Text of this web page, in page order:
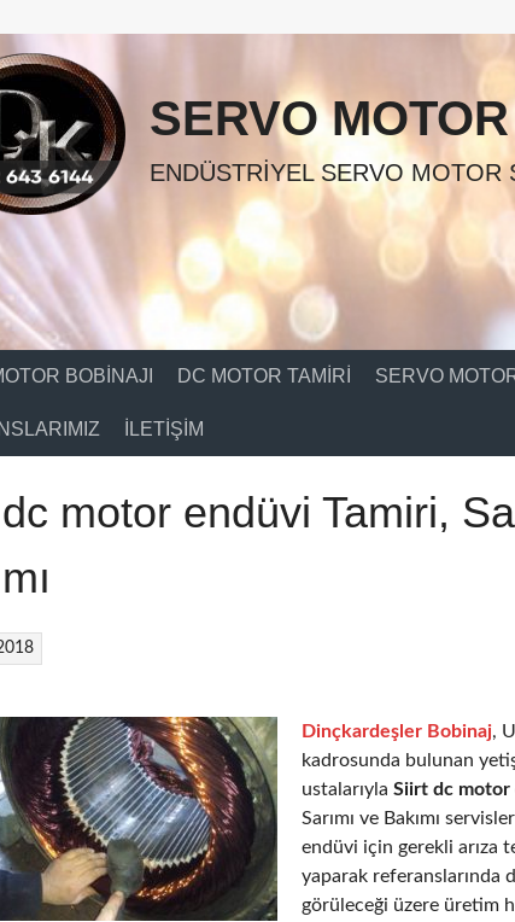
SERVO
ENDÜSTRIYEL SERVO MOTOR
BOBINAJI DC MOTOR TAMIRI SERVO
İLETIŞIM
motor endüvi Tamiri,
Dinçkardeşler Bobinaj,
kadrosunda bulunan
ustalarıyla Siirt dc motor
Sarımı ve Bakımı
endüvi için gerekli arıza
yaparak referanslarında
görüleceği üzere üretim